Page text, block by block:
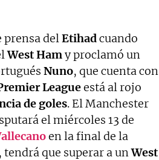
prensa delEtihadcuando
West Hamy proclamó un
Nuno, que cuenta con
Leagueestá al rojo
de goles. El Manchester
el miércoles 13 de
en la final de la
tendrá que superar a unWest